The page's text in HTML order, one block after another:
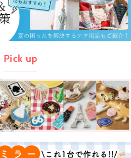
Pick up